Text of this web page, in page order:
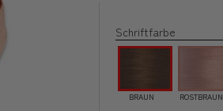
Schriftfarbe
BRAUN ROSTBRAUN